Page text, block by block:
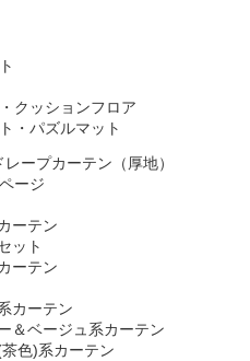
クッションフロア
・パズルマット
レープカーテン（厚地）
ージ
ーテン
ット
ーテン
カーテン
＆ベージュ系カーテン
色)系カーテン